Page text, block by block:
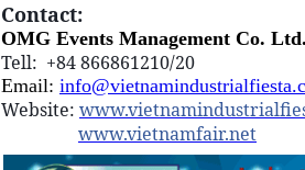
Contact:
OMG Events Management Co.
Tell: +84 866861210/20
Email:
Website:
www.vietnamfair.net